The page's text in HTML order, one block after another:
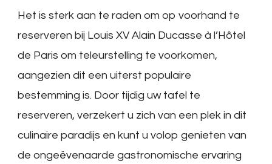
Het is sterk aan te raden om op voorhand te
reserveren bij Louis XV Alain Ducasse à l’Hôtel
de Paris om teleurstelling te voorkomen,
aangezien dit een uiterst populaire
bestemming is. Door tijdig uw tafel te
reserveren, verzekert u zich van een plek in dit
culinaire paradijs en kunt u volop genieten van
de ongeëvenaarde gastronomische ervaring